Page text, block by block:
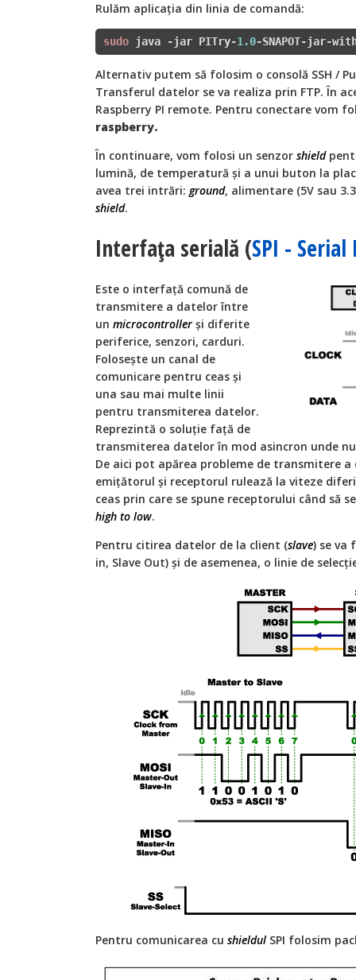
Rulăm aplicația din linia de comandă:
sudo java -jar PITry-1.0-SNAPOT-jar-
Alternativ putem să folosim o consolă SSH /
Transferul datelor se va realiza prin FTP. În
Raspberry PI remote. Pentru conectare vom
raspberry.
În continuare, vom folosi un senzor shield
lumină, de temperatură și a unui buton la
avea trei intrări: ground, alimentare (5V sau
shield.
Interfața serială (SPI -
Este o interfață comună de
transmitere a datelor între
un microcontroller și diferite
periferice, senzori, carduri.
Folosește un canal de
comunicare pentru ceas și
una sau mai multe linii
pentru transmiterea datelor.
Reprezintă o soluție față de
transmiterea datelor în mod asincron unde
De aici pot apărea probleme de transmitere
emițătorul și receptorul rulează la viteze
ceas prin care se spune receptorului când să
high to low.
Pentru citirea datelor de la client (slave) se va
in, Slave Out) și de asemenea, o linie de
Pentru comunicarea cu shieldul SPI folosim